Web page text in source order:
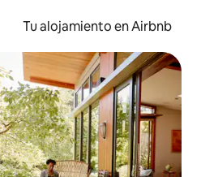
Tu alojamiento en Airbnb